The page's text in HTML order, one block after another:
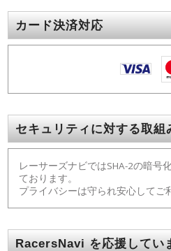
カード決済対応
セキュリティに対する取組
レーサーズナビではSHA-2の暗号
ております。
プライバシーは守られ安心してご
RacersNavi を応援してい